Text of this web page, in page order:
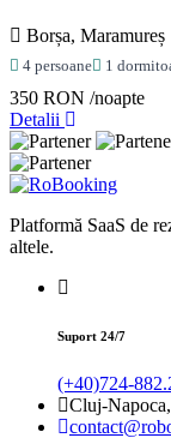
Borșa, Maramureș
4 persoane 1
350 RON /noapte
Detalii
Platformă SaaS de
altele.
Suport 24/7
(+40)724-
Cluj-